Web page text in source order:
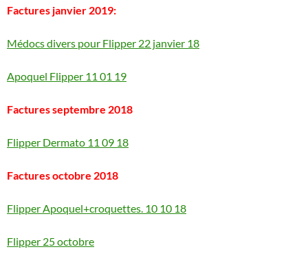
Factures janvier 2019:
Médocs divers pour Flipper 22 janvier 18
Apoquel Flipper 11 01 19
Factures septembre 2018
Flipper Dermato 11 09 18
Factures octobre 2018
Flipper Apoquel+croquettes. 10 10 18
Flipper 25 octobre